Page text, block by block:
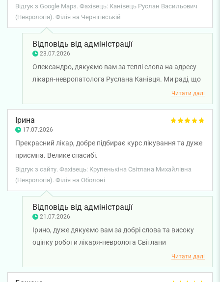
Відгук з Google Maps. Фахівець: Канівець Руслан Васильович
(Неврологія). Філія на Чернігівській
Відповідь від адміністрації
23.07.2026
Олександро, дякуємо вам за теплі слова на адресу
лікаря-невропатолога Руслана Канівця. Ми раді, що
ви залишилися задоволені консультацією та
відзначили професіоналізм і уважне ставлення
Читати далі
Ірина
17.07.2026
Прекрасний лікар, добре підбирає курс лікування та дуже
приємна. Велике спасибі.
Відгук з сайту. Фахівець: Крупенькіна Світлана Михайлівна
(Неврологія). Філія на Оболоні
Відповідь від адміністрації
21.07.2026
Ірино, дуже дякуємо вам за добрі слова та високу
оцінку роботи лікаря-невролога Світлани
Крупенькіної. Ми раді, що ви залишилися задоволені
консультацією та призначеним курсом лікування.
Читати далі